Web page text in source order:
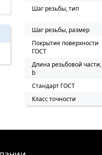
Шаг резьбы, тип
Шаг резьбы, размер
Покрытие поверхности
ГОСТ
Длина резьбовой части,
b
Стандарт ГОСТ
Класс точности